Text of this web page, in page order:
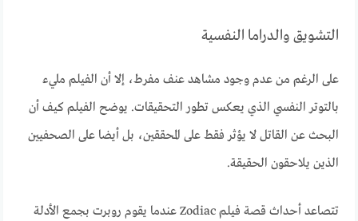
التشويق والدراما النفسية
على الرغم من عدم وجود مشاهد عنف مفرط، إلا أن الفيلم مليء
بالتوتر النفسي الذي يعكس تطور التحقيقات. يوضح الفيلم كيف أن
البحث عن القاتل لا يؤثر فقط على المحققين، بل أيضا على الصحفيين
الذين يلاحقون الحقيقة.
تتصاعد أحداث قصة فيلم Zodiac عندما يقوم روبرت بجمع الأدلة